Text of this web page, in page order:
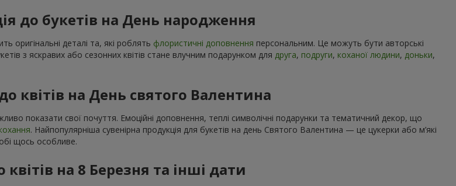
до букетів на День народження
оригінальні деталі та, які роблять флористичні доповнення персональним. Це можуть бути авторські
з яскравих або сезонних квітів стане влучним подарунком для друга, подруги, коханої людини, доньки,
квітів на День святого Валентина
показати свої почуття. Емоційні доповнення, теплі символічні подарунки та тематичний декор, що
. Найпопулярніша сувенірна продукція для букетів на день Святого Валентина — це цукерки або м’які
щось особливе.
квітів на 8 Березня та інші дати